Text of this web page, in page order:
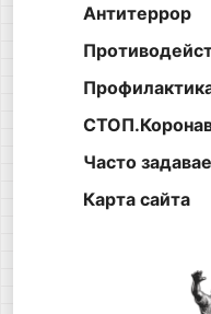
Антитеррор
Часто
Карта сайта